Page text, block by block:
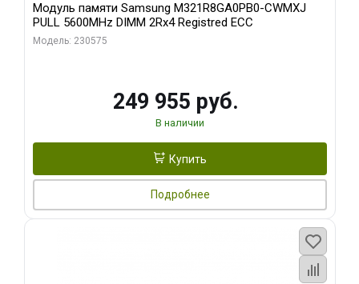
Модуль памяти Samsung M321R8GA0PB0-CWMXJ
PULL 5600MHz DIMM 2Rx4 Registred ECC
Модель: 230575
249 955 руб.
В наличии
Купить
Подробнее